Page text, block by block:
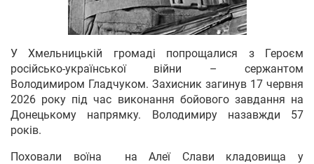
У Хмельницькій громаді попрощалися з Героєм
російсько-української війни – сержантом
Володимиром Гладчуком. Захисник загинув 17 червня
2026 року під час виконання бойового завдання на
Донецькому напрямку. Володимиру назавжди 57
років.
Поховали воїна на Алеї Слави кладовища у